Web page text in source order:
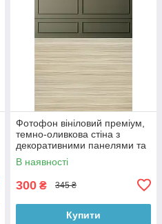
Фотофон вініловий преміум,
темно-оливкова стіна з
декоративними панелями та
світле дерево підлоги 60×90
см, №57224
В наявності
300 ₴ 345 ₴
Купити